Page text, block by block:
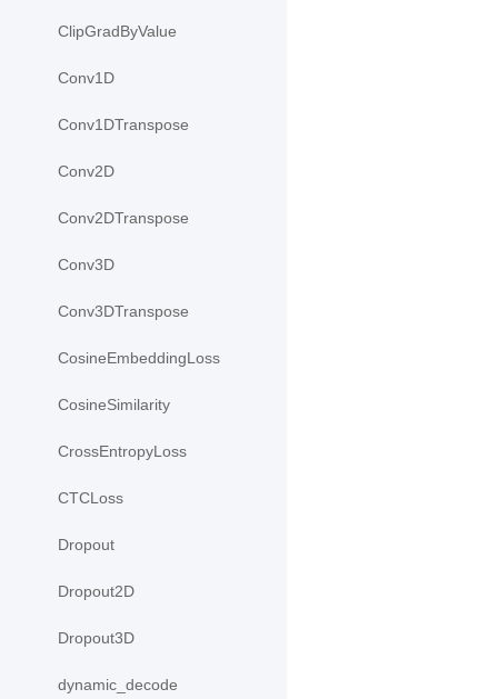
ClipGradByValue
Conv1D
Conv1DTranspose
Conv2D
Conv2DTranspose
Conv3D
Conv3DTranspose
CosineEmbeddingLoss
CosineSimilarity
CrossEntropyLoss
CTCLoss
Dropout
Dropout2D
Dropout3D
dynamic_decode